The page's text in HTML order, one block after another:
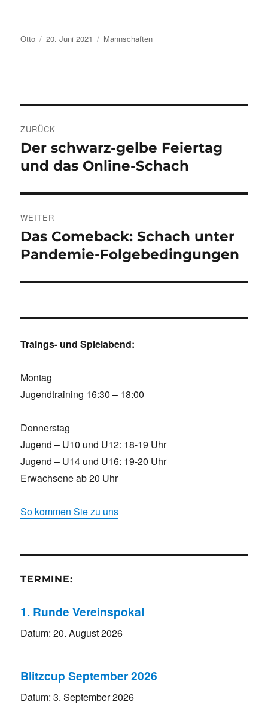
Autor
Otto Veröffentlicht
am
20. Juni 2021 Kategorien
Mannschaften
ZURÜCK
Vorheriger
Beitrag:
Der schwarz-gelbe Feiertag
und das Online-Schach
WEITER
Nächster
Beitrag:
Das Comeback: Schach unter
Pandemie-Folgebedingungen
Traings- und Spielabend:
Montag
Jugendtraining 16:30 – 18:00
Donnerstag
Jugend – U10 und U12: 18-19 Uhr
Jugend – U14 und U16: 19-20 Uhr
Erwachsene ab 20 Uhr
So kommen Sie zu uns
TERMINE:
1. Runde Vereinspokal
Datum:20. August 2026
Blitzcup September 2026
Datum:3. September 2026